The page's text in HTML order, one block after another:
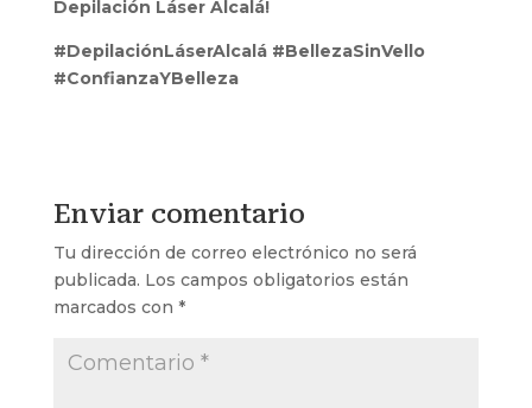
Depilación Láser Alcalá!
#DepilaciónLáserAlcalá #BellezaSinVello
#ConfianzaYBelleza
Enviar comentario
Tu dirección de correo electrónico no será
publicada. Los campos obligatorios están
marcados con *